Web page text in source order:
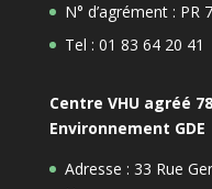
N° d’agrément : PR
Tel : 01 83 64 20 41
Centre VHU agréé
Environnement GDE
Adresse : 33 Rue